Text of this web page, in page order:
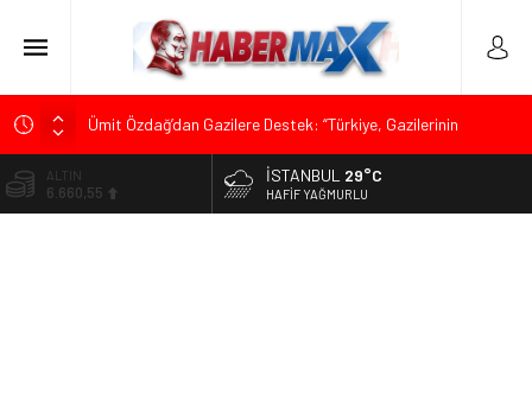
Ümit Özdağ’dan Gazilere Destek: “Türkiye, Gazilerinin
TOKDEF Başkanı Fevzi Can Büşürüm’de Sert Konuştu: “Bu
ALTIN
6.660,55
İSTANBUL 29°C
HAFIF YAĞMURLU